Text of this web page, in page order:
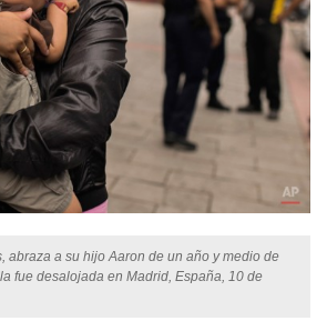
abraza a su hijo Aaron de un año y medio de
fue desalojada en Madrid, España, 10 de